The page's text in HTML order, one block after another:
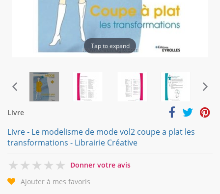
Tap to expand
Livre
Livre - Le modelisme de mode vol2 coupe a plat les
transformations - Librairie Créative
0
Donner votre avis
Ajouter à mes favoris